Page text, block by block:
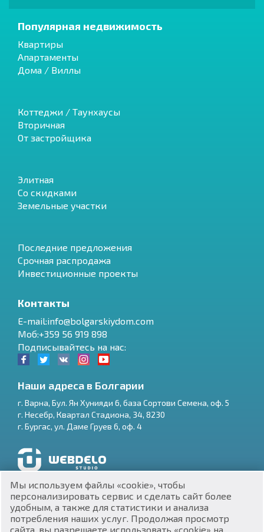
$
₽
₴
Популярная недвижимость
Квартиры
Апартаменты
Дома / Виллы
Коттеджи / Таунхаусы
Вторичная
От застройщика
Элитная
Со скидками
Земельные участки
Последние предложения
Срочная распродажа
Инвестиционные проекты
Контакты
E-mail:info@bolgarskiydom.com
Моб:+359 56 919 898
Подписывайтесь на нас:
Наши адреса в Болгарии
г. Варна, Бул. Ян Хунияди 6, база Сортови Семена, оф. 5
г. Несебр, Квартал Стадиона, 34, 8230
г. Бургас, ул. Даме Груев 6, оф. 4
Разработка и SEO продвижение сайтов
Мы используем файлы «cookie», чтобы
персонализировать сервис и сделать сайт более
удобным, а также для статистики и анализа
потребления наших услуг. Продолжая просмотр
сайта, вы разрешаете использовать «cookie» на